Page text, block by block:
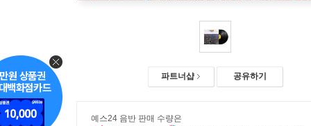
파트너샵 공유하기
예스24 음반 판매 수량은